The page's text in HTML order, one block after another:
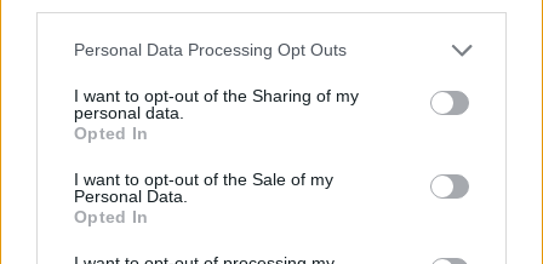
Personal Data Processing Opt Outs
I want to opt-out of the Sharing of my
personal data.
Opted In
I want to opt-out of the Sale of my
Personal Data.
Opted In